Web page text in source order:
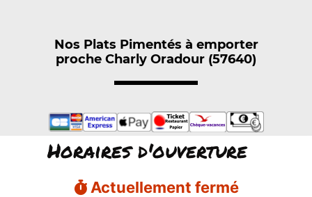
Nos Plats Pimentés à emporter
proche Charly Oradour (57640)
Horaires d'ouverture
Actuellement fermé